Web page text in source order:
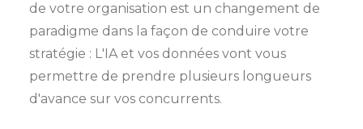
de votre organisation est un changement de
paradigme dans la façon de conduire votre
stratégie : L'IA et vos données vont vous
permettre de prendre plusieurs longueurs
d'avance sur vos concurrents.